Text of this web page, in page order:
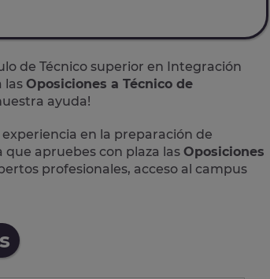
de Técnico superior en Integración
las Oposiciones a Técnico de
ayuda!
en la preparación de
que apruebes con plaza las Oposiciones
profesionales, acceso al campus